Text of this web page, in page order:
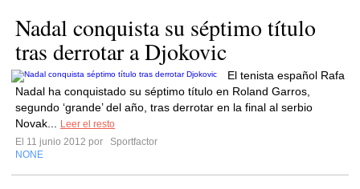
Nadal conquista su séptimo título
tras derrotar a Djokovic
El tenista español Rafa
Nadal ha conquistado su séptimo título en Roland Garros,
segundo ‘grande’ del año, tras derrotar en la final al serbio
Novak...
Leer el resto
El 11 junio 2012 por
Sportfactor
NONE